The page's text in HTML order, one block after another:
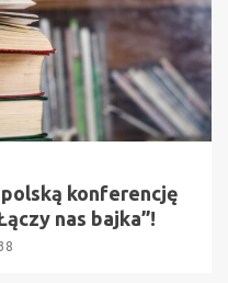
konferencję
nas bajka”!